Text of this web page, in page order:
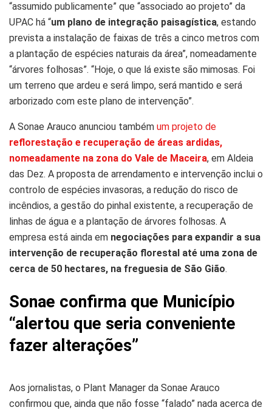
“assumido publicamente” que “associado ao projeto” da
UPAC há “um plano de integração paisagística, estando
prevista a instalação de faixas de três a cinco metros com
a plantação de espécies naturais da área”, nomeadamente
“árvores folhosas”. “Hoje, o que lá existe são mimosas. Foi
um terreno que ardeu e será limpo, será mantido e será
arborizado com este plano de intervenção”.
A Sonae Arauco anunciou também um projeto de
reflorestação e recuperação de áreas ardidas,
nomeadamente na zona do Vale de Maceira, em Aldeia
das Dez. A proposta de arrendamento e intervenção inclui o
controlo de espécies invasoras, a redução do risco de
incêndios, a gestão do pinhal existente, a recuperação de
linhas de água e a plantação de árvores folhosas. A
empresa está ainda em negociações para expandir a sua
intervenção de recuperação florestal até uma zona de
cerca de 50 hectares, na freguesia de São Gião.
Sonae confirma que Município
“alertou que seria conveniente
fazer alterações”
Aos jornalistas, o Plant Manager da Sonae Arauco
confirmou que, ainda que não fosse “falado” nada acerca de